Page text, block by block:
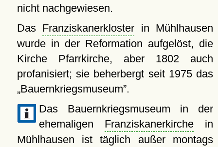
nicht nachgewiesen.
Das Franziskanerkloster in Mühlhausen
wurde in der Reformation aufgelöst, die
Kirche Pfarrkirche, aber 1802 auch
profanisiert; sie beherbergt seit 1975 das
Bauernkriegsmuseum .
Das Bauernkriegsmuseum in der
ehemaligen Franziskanerkirchein
Mühlhausen ist täglich außer montags